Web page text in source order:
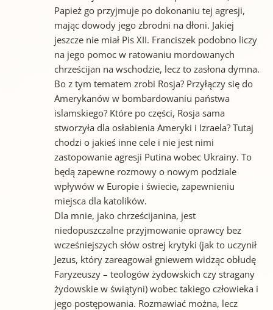
Papież go przyjmuje po dokonaniu tej agresji,
mając dowody jego zbrodni na dłoni. Jakiej
jeszcze nie miał Pis XII. Franciszek podobno liczy
na jego pomoc w ratowaniu mordowanych
chrześcijan na wschodzie, lecz to zasłona dymna.
Bo z tym tematem zrobi Rosja? Przyłączy się do
Amerykanów w bombardowaniu państwa
islamskiego? Które po części, Rosja sama
stworzyła dla osłabienia Ameryki i Izraela? Tutaj
chodzi o jakieś inne cele i nie jest nimi
zastopowanie agresji Putina wobec Ukrainy. To
będą zapewne rozmowy o nowym podziale
wpływów w Europie i świecie, zapewnieniu
miejsca dla katolików.
Dla mnie, jako chrześcijanina, jest
niedopuszczalne przyjmowanie oprawcy bez
wcześniejszych słów ostrej krytyki (jak to uczynił
Jezus, który zareagował gniewem widząc obłudę
Faryzeuszy – teologów żydowskich czy stragany
żydowskie w świątyni) wobec takiego człowieka i
jego postępowania. Rozmawiać można, lecz